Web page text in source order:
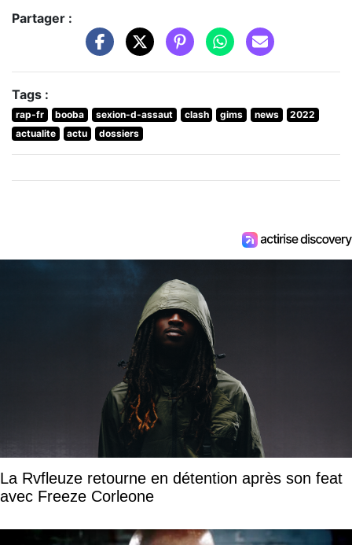
Partager :
Tags :
rap-fr booba sexion-d-assaut clash gims news
2022
actualite
actu dossiers
La Rvfleuze retourne en détention après son feat
avec Freeze Corleone